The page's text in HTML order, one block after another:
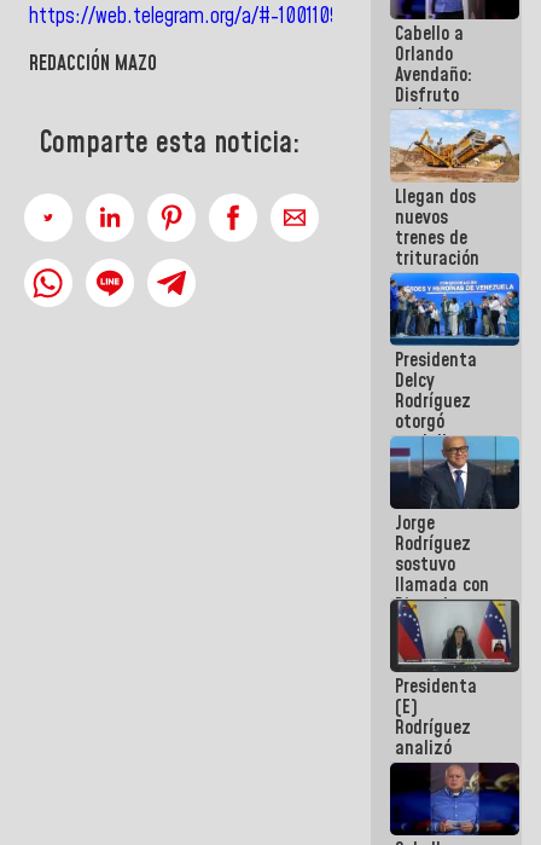
https://web.telegram.org/a/#-1001109185104
REDACCIÓN MAZO
Comparte esta noticia:
Cabello a
Orlando
Avendaño:
Disfruto
cada vez
que escribes
porque lo
que haces
es
embarrarla
Llegan dos
nuevos
trenes de
trituración
para
optimizar
manejo de
escombros
en La Guaira
Presidenta
Delcy
Rodríguez
otorgó
medalla
"Héroe de
Venezuela"
a servidores
públicos
Jorge
Rodríguez
sostuvo
llamada con
Dinorah
Figuera y
acuerdan
primer
encuentro
presencial
para el
diálogo
Presidenta
(E)
Rodríguez
analizó
junto a
gobernadores
planes de
recuperación